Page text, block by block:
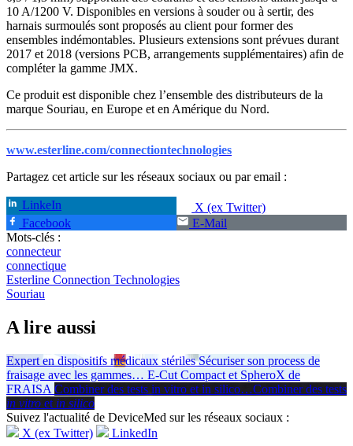
10 A/1200 V. Disponibles en versions à souder ou à sertir, des
harnais surmoulés sont proposés au client pour former des
ensembles indémontables. Plusieurs extensions sont prévues durant
2017 et 2018 (versions PCB, arrangements supplémentaires) afin de
compléter la gamme JMX.
Ce produit est disponible chez l’ensemble des distributeurs de la
marque Souriau, en Europe et en Amérique du Nord.
www.esterline.com/connectiontechnologies
Partagez cet article sur les réseaux sociaux ou par email :
LinkeIn
X (ex Twitter)
Facebook
E-Mail
Mots-clés :
connecteur
connectique
Esterline Connection Technologies
Souriau
A lire aussi
Expert en dispositifs médicaux stériles Sécuriser son process de
fraisage avec les gammes… E-Cut Compact et SpheroX de
FRAISA Combiner des tests in vitro et in silico…Combiner des tests
in vitro et in silico
Suivez l'actualité de DeviceMed sur les réseaux sociaux :
X (ex Twitter)
LinkedIn